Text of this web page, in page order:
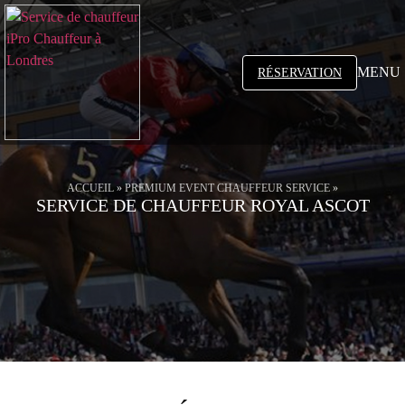
RÉSERVATION MENU
ACCUEIL » PREMIUM EVENT CHAUFFEUR SERVICE »
SERVICE DE CHAUFFEUR ROYAL ASCOT